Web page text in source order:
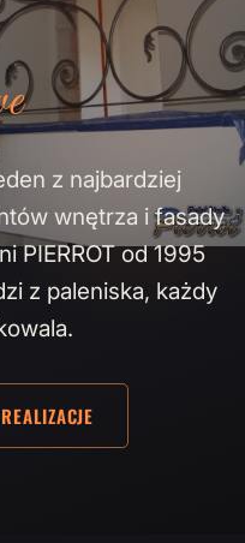
z najbardziej
wnętrza i fasady
PIERROT od 1995
z paleniska, każdy